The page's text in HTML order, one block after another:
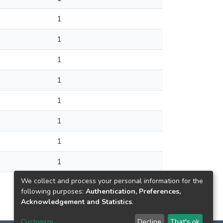
1
1
1
1
1
1
1
1
1
We collect and process your personal information for the
following purposes: Authentication, Preferences,
Acknowledgement and Statistics.